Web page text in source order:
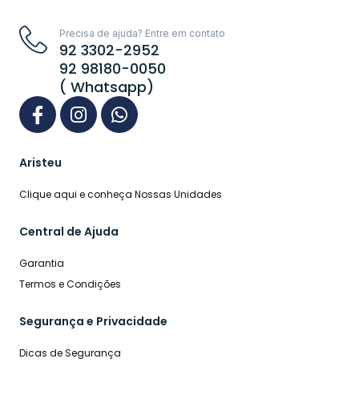
Precisa de ajuda? Entre em contato
92 3302-2952
92 98180-0050
( Whatsapp)
Aristeu
Clique aqui e conheça Nossas Unidades
Central de Ajuda
Garantia
Termos e Condições
Segurança e Privacidade
Dicas de Segurança